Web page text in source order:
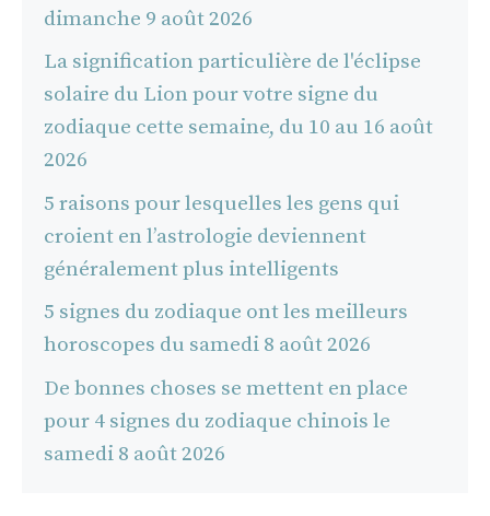
dimanche 9 août 2026
La signification particulière de l'éclipse
solaire du Lion pour votre signe du
zodiaque cette semaine, du 10 au 16 août
2026
5 raisons pour lesquelles les gens qui
croient en l’astrologie deviennent
généralement plus intelligents
5 signes du zodiaque ont les meilleurs
horoscopes du samedi 8 août 2026
De bonnes choses se mettent en place
pour 4 signes du zodiaque chinois le
samedi 8 août 2026